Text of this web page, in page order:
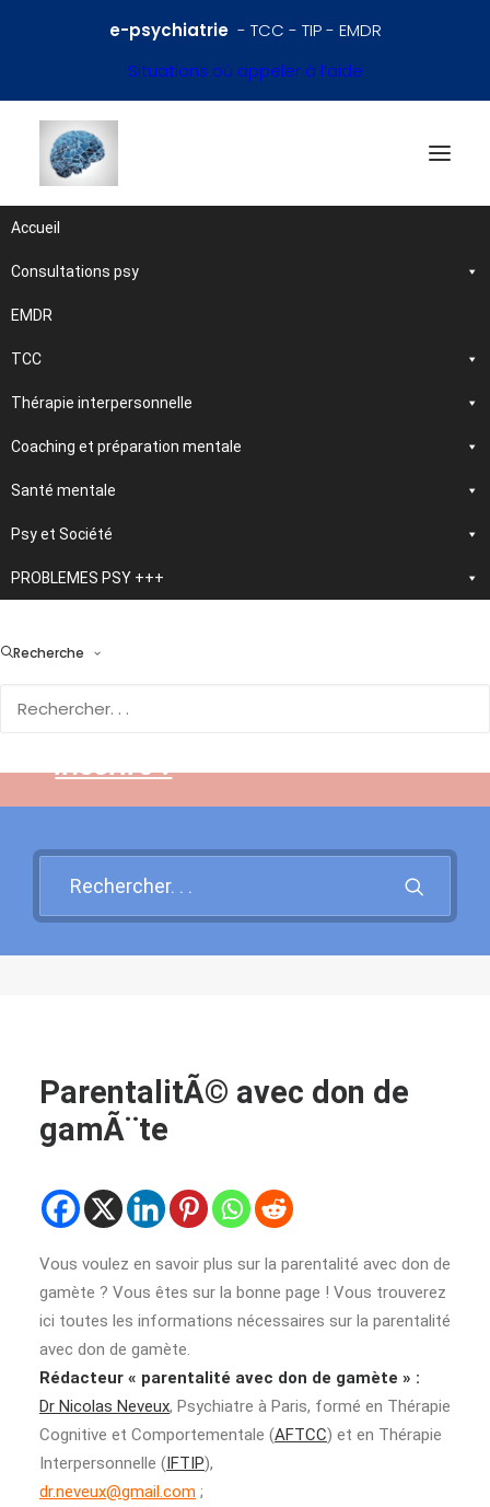
e-psychiatrie- TCC - TIP - EMDR
Situations où appeler à l’aide
Accueil
Consultations psy
EMDR
TCC
Thérapie interpersonnelle
Coaching et préparation mentale
Santé mentale
Psy et Société
PROBLEMES PSY +++
Recherche
et santé mentale
Traitements et
psychothérapies
nouvelle application
Rendez-vous sur cette page
inscrire !
ParentalitÃ© avec don de
gamÃ¨te
Vous voulez en savoir plus sur la parentalité avec don de
gamète ? Vous êtes sur la bonne page ! Vous trouverez
ici toutes les informations nécessaires sur la parentalité
avec don de gamète.
Rédacteur « parentalité avec don de gamète » :
Dr Nicolas Neveux, Psychiatre à Paris, formé en Thérapie
Cognitive et Comportementale (AFTCC) et en Thérapie
Interpersonnelle (IFTIP),
dr.neveux@gmail.com ;